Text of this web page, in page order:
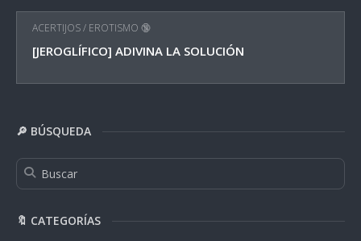
ACERTIJOS/ EROTISMO 🔞
[JEROGLÍFICO] ADIVINA LA SOLUCIÓN
🔎 BÚSQUEDA
🔖 CATEGORÍAS